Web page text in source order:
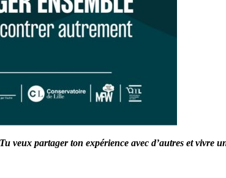
veux partager ton expérience avec d’autres et